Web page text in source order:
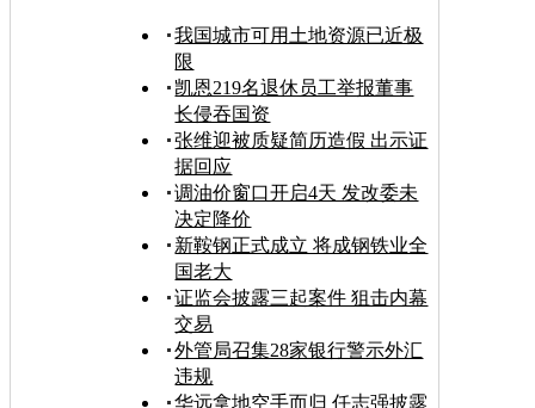
我国城市可用土地资源已近极
限
凯恩219名退休员工举报董事
长侵吞国资
张维迎被质疑简历造假 出示证
据回应
调油价窗口开启4天 发改委未
决定降价
新鞍钢正式成立 将成钢铁业全
国老大
证监会披露三起案件 狙击内幕
交易
外管局召集28家银行警示外汇
违规
华远拿地空手而归 任志强披露